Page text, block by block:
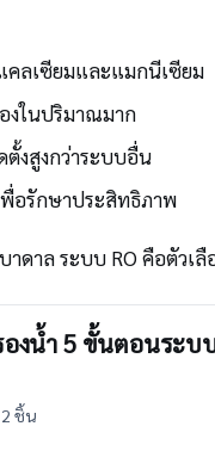
คลเซียมและแมกนีเซียม
งในปริมาณมาก
งสูงกว่าระบบอื่น
พื่อรักษาประสิทธิภาพ
ดาล ระบบ RO คือตัวเ
องน้ำ 5 ขั้นตอนระบ
ชิ้น